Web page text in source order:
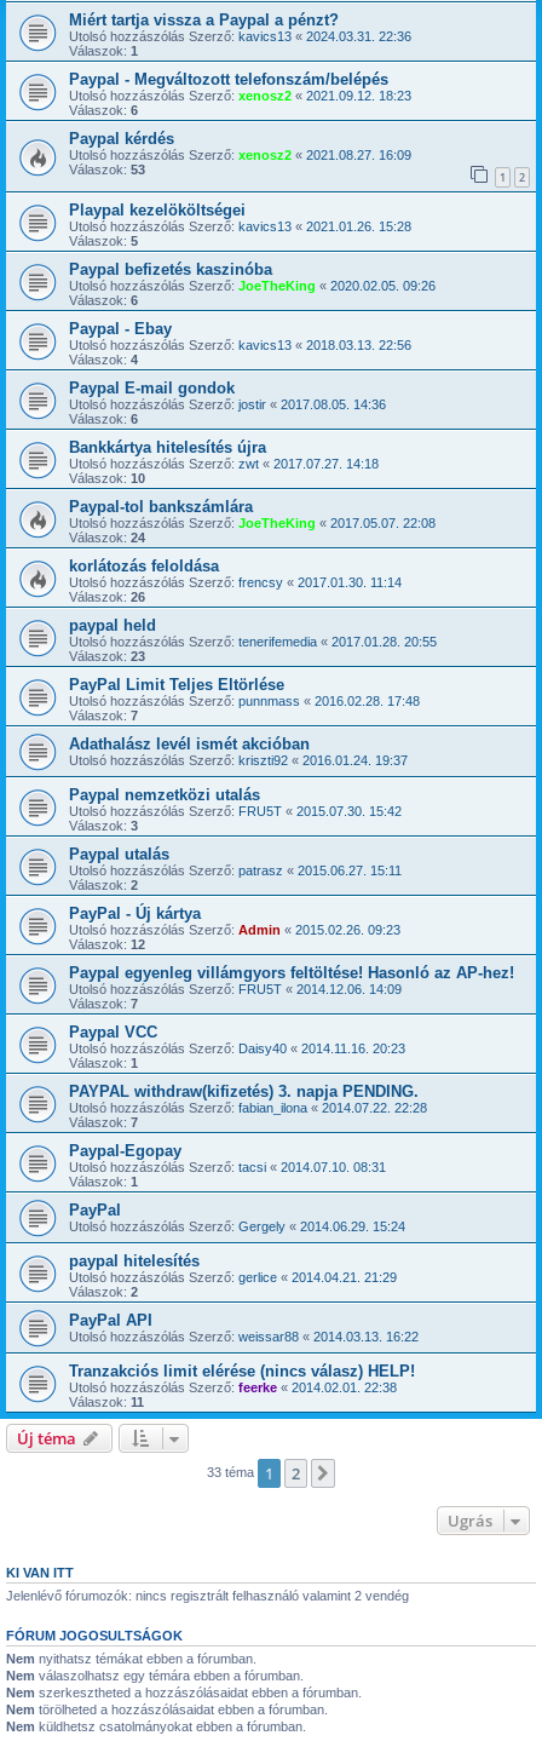
Miért tartja vissza a Paypal a pénzt?
Utolsó hozzászólás Szerző: kavics13 « 2024.03.31. 22:36
Válaszok: 1
Paypal - Megváltozott telefonszám/belépés
Utolsó hozzászólás Szerző: xenosz2 « 2021.09.12. 18:23
Válaszok: 6
Paypal kérdés
Utolsó hozzászólás Szerző: xenosz2 « 2021.08.27. 16:09
Válaszok: 53 1 2
Playpal kezelököltségei
Utolsó hozzászólás Szerző: kavics13 « 2021.01.26. 15:28
Válaszok: 5
Paypal befizetés kaszinóba
Utolsó hozzászólás Szerző: JoeTheKing « 2020.02.05. 09:26
Válaszok: 6
Paypal - Ebay
Utolsó hozzászólás Szerző: kavics13 « 2018.03.13. 22:56
Válaszok: 4
Paypal E-mail gondok
Utolsó hozzászólás Szerző: jostir « 2017.08.05. 14:36
Válaszok: 6
Bankkártya hitelesítés újra
Utolsó hozzászólás Szerző: zwt « 2017.07.27. 14:18
Válaszok: 10
Paypal-tol bankszámlára
Utolsó hozzászólás Szerző: JoeTheKing « 2017.05.07. 22:08
Válaszok: 24
korlátozás feloldása
Utolsó hozzászólás Szerző: frencsy « 2017.01.30. 11:14
Válaszok: 26
paypal held
Utolsó hozzászólás Szerző: tenerifemedia « 2017.01.28. 20:55
Válaszok: 23
PayPal Limit Teljes Eltörlése
Utolsó hozzászólás Szerző: punnmass « 2016.02.28. 17:48
Válaszok: 7
Adathalász levél ismét akcióban
Utolsó hozzászólás Szerző: kriszti92 « 2016.01.24. 19:37
Paypal nemzetközi utalás
Utolsó hozzászólás Szerző: FRU5T « 2015.07.30. 15:42
Válaszok: 3
Paypal utalás
Utolsó hozzászólás Szerző: patrasz « 2015.06.27. 15:11
Válaszok: 2
PayPal - Új kártya
Utolsó hozzászólás Szerző: Admin « 2015.02.26. 09:23
Válaszok: 12
Paypal egyenleg villámgyors feltöltése! Hasonló az AP-hez!
Utolsó hozzászólás Szerző: FRU5T « 2014.12.06. 14:09
Válaszok: 7
Paypal VCC
Utolsó hozzászólás Szerző: Daisy40 « 2014.11.16. 20:23
Válaszok: 1
PAYPAL withdraw(kifizetés) 3. napja PENDING.
Utolsó hozzászólás Szerző: fabian_ilona « 2014.07.22. 22:28
Válaszok: 7
Paypal-Egopay
Utolsó hozzászólás Szerző: tacsi « 2014.07.10. 08:31
Válaszok: 1
PayPal
Utolsó hozzászólás Szerző: Gergely « 2014.06.29. 15:24
paypal hitelesítés
Utolsó hozzászólás Szerző: gerlice « 2014.04.21. 21:29
Válaszok: 2
PayPal API
Utolsó hozzászólás Szerző: weissar88 « 2014.03.13. 16:22
Tranzakciós limit elérése (nincs válasz) HELP!
Utolsó hozzászólás Szerző: feerke « 2014.02.01. 22:38
Válaszok: 11
Új téma
33 téma 1 2
Ugrás
KI VAN ITT
Jelenlévő fórumozók: nincs regisztrált felhasználó valamint 2 vendég
FÓRUM JOGOSULTSÁGOK
Nem nyithatsz témákat ebben a fórumban.
Nem válaszolhatsz egy témára ebben a fórumban.
Nem szerkesztheted a hozzászólásaidat ebben a fórumban.
Nem törölheted a hozzászólásaidat ebben a fórumban.
Nem küldhetsz csatolmányokat ebben a fórumban.